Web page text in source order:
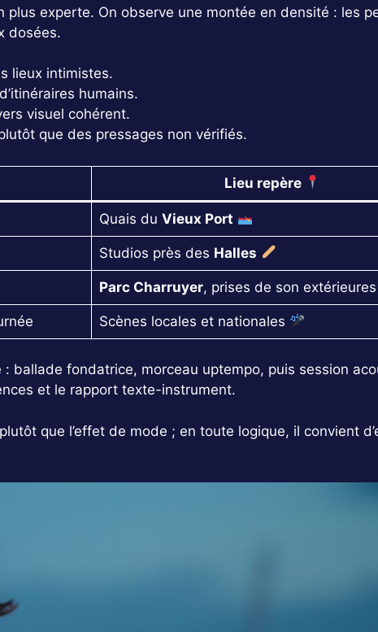
experte. On observe une montée en densité : les
dosées.
lieux intimistes.
humains.
visuel cohérent.
que des pressages non vérifiés.
Lieu repère
Quais du Vieux Port
Studios près des Halles
Parc Charruyer, prises de son extérieures
Scènes locales et nationales
ballade fondatrice, morceau uptempo, puis session
et le rapport texte-instrument.
que l’effet de mode ; en toute logique, il convient